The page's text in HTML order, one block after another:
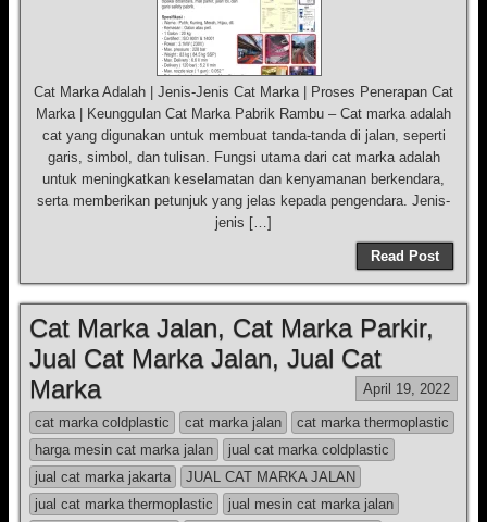
Cat Marka Adalah | Jenis-Jenis Cat Marka | Proses Penerapan Cat
Marka | Keunggulan Cat Marka Pabrik Rambu – Cat marka adalah
cat yang digunakan untuk membuat tanda-tanda di jalan, seperti
garis, simbol, dan tulisan. Fungsi utama dari cat marka adalah
untuk meningkatkan keselamatan dan kenyamanan berkendara,
serta memberikan petunjuk yang jelas kepada pengendara. Jenis-
jenis […]
Read Post
Cat Marka Jalan, Cat Marka Parkir,
Jual Cat Marka Jalan, Jual Cat
Marka
April 19, 2022
cat marka coldplastic cat marka jalan
cat marka thermoplastic
harga mesin cat marka jalan
jual cat marka coldplastic
jual cat marka jakarta
JUAL CAT MARKA JALAN
jual cat marka thermoplastic
jual mesin cat marka jalan